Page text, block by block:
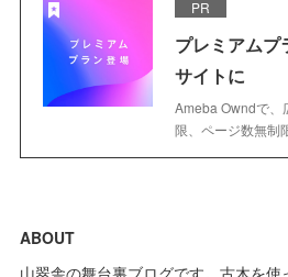
PR
プレミアムプ
サイトに
Ameba Owndで、
限、ページ数無制
ABOUT